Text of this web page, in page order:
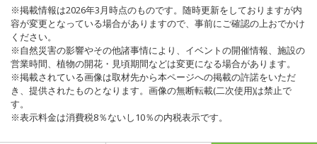
※掲載情報は2026年3月時点のものです。随時更新をしておりますが内
容が変更となっている場合がありますので、事前にご確認の上おでかけ
ください。
※自然災害の影響やその他諸事情により、イベントの開催情報、施設の
営業時間、植物の開花・見頃期間などは変更になる場合があります。
※掲載されている画像は取材先から本ページへの掲載の許諾をいただ
き、提供されたものとなります。画像の無断転載(二次使用)は禁止で
す。
※表示料金は消費税8％ないし10％の内税表示です。